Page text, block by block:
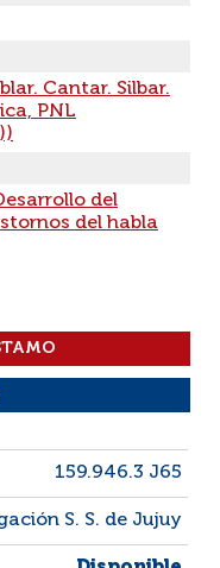
Cantar. Silbar.
PNL
del
del habla
159.946.3 J65
S. S. de Jujuy